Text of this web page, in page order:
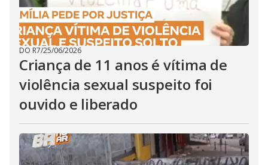
DO R7/25/06/2026
Criança de 11 anos é vítima de
violência sexual suspeito foi
ouvido e liberado